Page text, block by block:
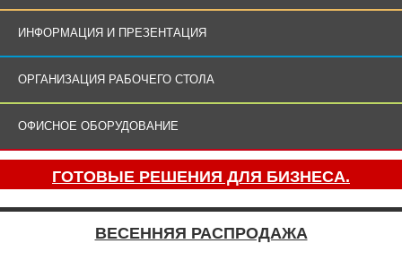
ИНФОРМАЦИЯ И ПРЕЗЕНТАЦИЯ
ОРГАНИЗАЦИЯ РАБОЧЕГО СТОЛА
ОФИСНОЕ ОБОРУДОВАНИЕ
ГОТОВЫЕ РЕШЕНИЯ ДЛЯ БИЗНЕСА.
ВЕСЕННЯЯ РАСПРОДАЖА